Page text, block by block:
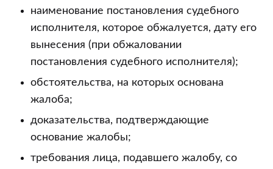
наименование постановления судебного
исполнителя, которое обжалуется, дату его
вынесения (при обжаловании
постановления судебного исполнителя);
обстоятельства, на которых основана
жалоба;
доказательства, подтверждающие
основание жалобы;
требования лица, подавшего жалобу, со